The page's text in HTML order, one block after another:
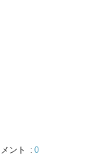
メント : 0